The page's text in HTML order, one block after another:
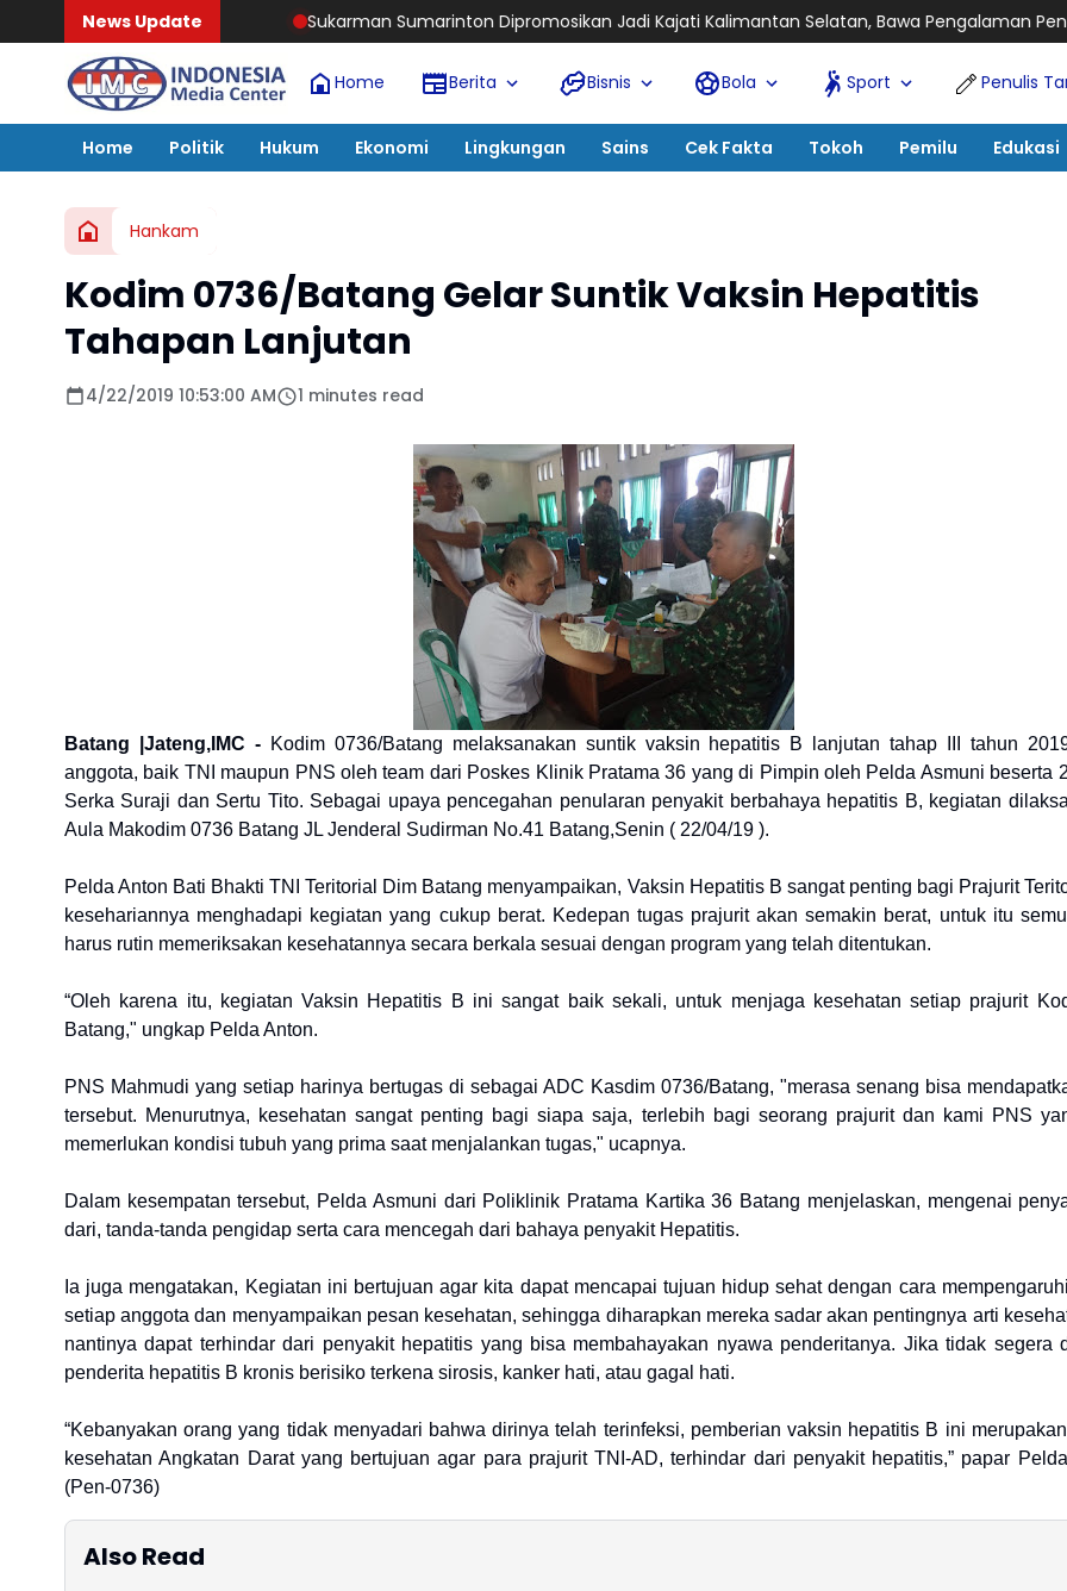
News Update
Sukarman Sumarinton Dipromosikan Jadi Kajati Kalimantan Selatan, Bawa Pengalaman Pengawasan dan
Home Berita Bisnis Bola Sport Penulis
Home Politik Hukum Ekonomi Lingkungan Sains Cek Fakta Tokoh Pemilu Edukasi
Hankam
Kodim 0736/Batang Gelar Suntik Vaksin Hepatitis
Tahapan Lanjutan
4/22/2019 10:53:00 AM 1 minutes read
Batang |Jateng,IMC - Kodim 0736/Batang melaksanakan suntik vaksin hepatitis B lanjutan tahap III tahun
anggota, baik TNI maupun PNS oleh team dari Poskes Klinik Pratama 36 yang di Pimpin oleh Pelda Asmuni beserta
Serka Suraji dan Sertu Tito. Sebagai upaya pencegahan penularan penyakit berbahaya hepatitis B, kegiatan
Aula Makodim 0736 Batang JL Jenderal Sudirman No.41 Batang,Senin ( 22/04/19 ).
Pelda Anton Bati Bhakti TNI Teritorial Dim Batang menyampaikan, Vaksin Hepatitis B sangat penting bagi Prajurit
kesehariannya menghadapi kegiatan yang cukup berat. Kedepan tugas prajurit akan semakin berat, untuk itu
harus rutin memeriksakan kesehatannya secara berkala sesuai dengan program yang telah ditentukan.
“Oleh karena itu, kegiatan Vaksin Hepatitis B ini sangat baik sekali, untuk menjaga kesehatan setiap prajurit
Batang," ungkap Pelda Anton.
PNS Mahmudi yang setiap harinya bertugas di sebagai ADC Kasdim 0736/Batang, "merasa senang bisa
tersebut. Menurutnya, kesehatan sangat penting bagi siapa saja, terlebih bagi seorang prajurit dan kami PNS
memerlukan kondisi tubuh yang prima saat menjalankan tugas," ucapnya.
Dalam kesempatan tersebut, Pelda Asmuni dari Poliklinik Pratama Kartika 36 Batang menjelaskan, mengenai
dari, tanda-tanda pengidap serta cara mencegah dari bahaya penyakit Hepatitis.
Ia juga mengatakan, Kegiatan ini bertujuan agar kita dapat mencapai tujuan hidup sehat dengan cara
setiap anggota dan menyampaikan pesan kesehatan, sehingga diharapkan mereka sadar akan pentingnya arti
nantinya dapat terhindar dari penyakit hepatitis yang bisa membahayakan nyawa penderitanya. Jika tidak segera
penderita hepatitis B kronis berisiko terkena sirosis, kanker hati, atau gagal hati.
“Kebanyakan orang yang tidak menyadari bahwa dirinya telah terinfeksi, pemberian vaksin hepatitis B ini
kesehatan Angkatan Darat yang bertujuan agar para prajurit TNI-AD, terhindar dari penyakit hepatitis,” papar
(Pen-0736)
Also Read